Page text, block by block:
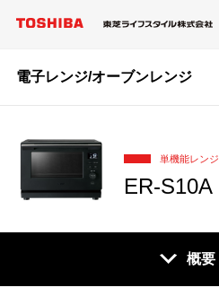
電子レンジ/オーブンレンジ
単機能レンジ
ER-S10A
概要